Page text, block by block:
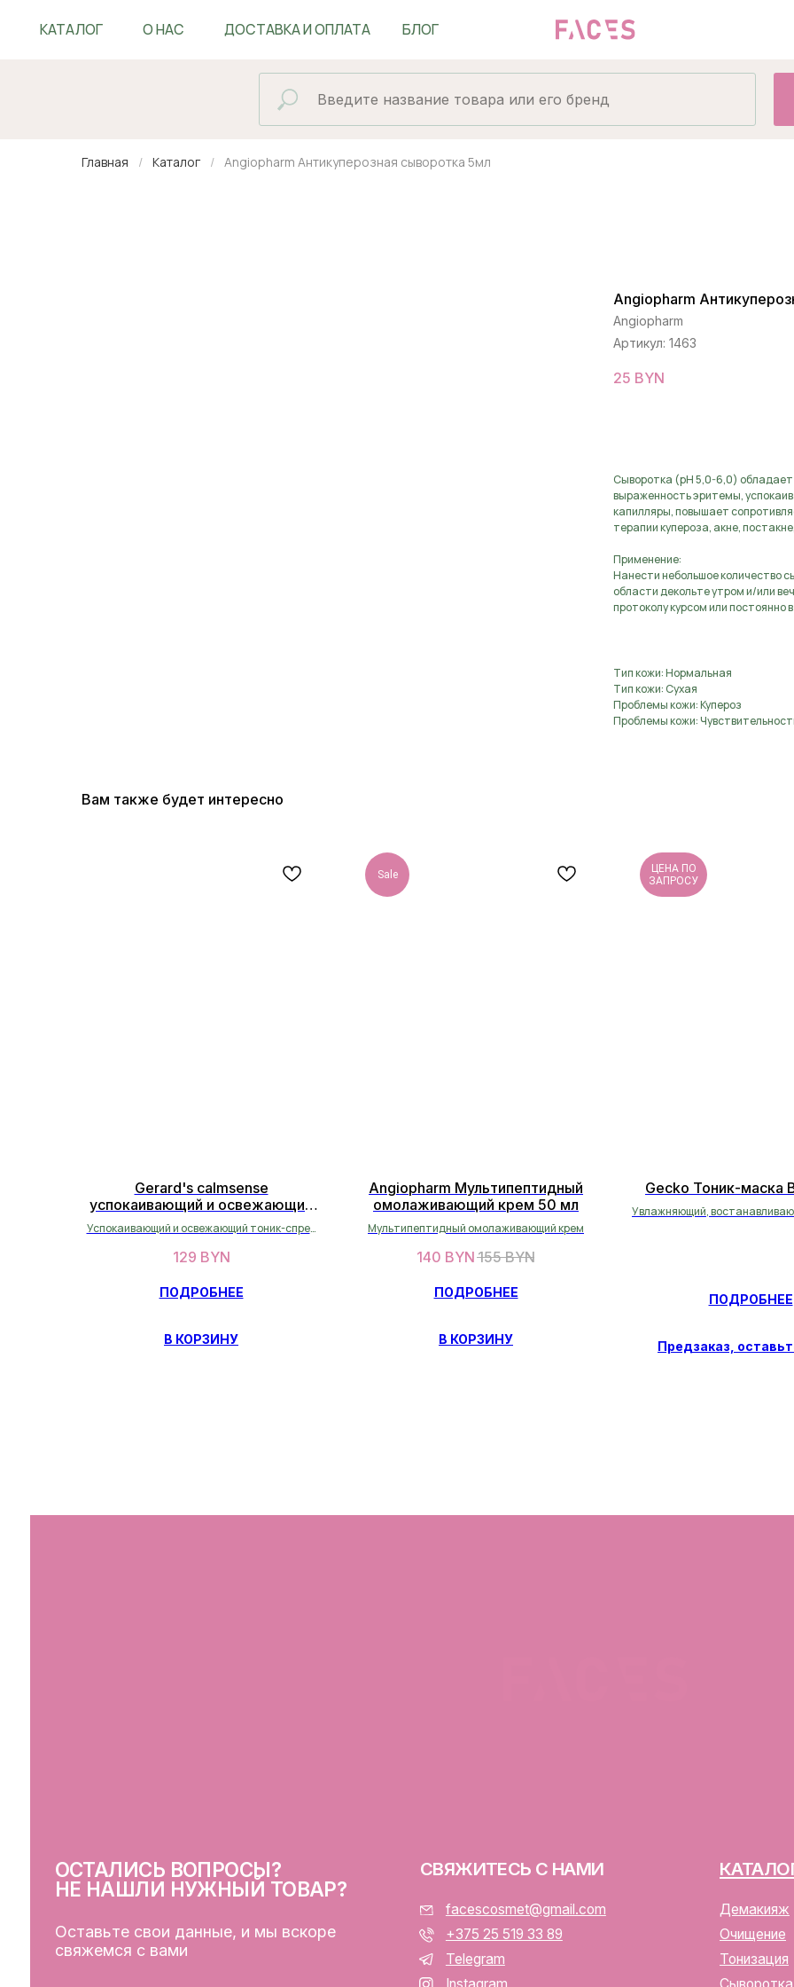
КАТАЛОГ О НАС БЛОГ
ДОСТАВКА И ОПЛАТА
Главная Каталог Angiopharm Антикуперозная сыворотка 5мл
Angiopharm
Angiopharm
Артикул: 1463
25 BYN
Сыворотка (pH 5,0-6,0) обладает
выраженность эритемы,
капилляры, повышает
терапии купероза, акне,
Применение:
Нанести небольшое количество
области декольте утром и/или
протоколу курсом или постоянно
Тип кожи: Нормальная
Тип кожи: Сухая
Проблемы кожи: Купероз
Проблемы кожи:
Вам также будет интересно
Gerard's calmsense
успокаивающий и освежающий
тоник спрей 200мл
Успокаивающий и освежающий тоник-спрей
129 BYN
ПОДРОБНЕЕ
В КОРЗИНУ
Sale
Angiopharm Мультипептидный
омолаживающий крем 50 мл
Мультипептидный омолаживающий крем
140 BYN 155 BYN
ПОДРОБНЕЕ
В КОРЗИНУ
ЦЕНА ПО
ЗАПРОСУ
Gecko Тоник-маска
Увлажняющий,
ПОДРОБНЕЕ
ООО «ФЭЙСИС» УНП:
Юридический адрес:
Свидетельство о
№193782283, выдано
Интернет-магазин
Беларусь 13.01.2025 за
р/с
Доставка и оплата
Публичная оферта